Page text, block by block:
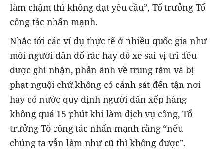
làm chậm thì không đạt yêu cầu”, Tổ trưởng Tổ
công tác nhấn mạnh.
Nhắc tới các ví dụ thực tế ở nhiều quốc gia như
mỗi người dân đổ rác hay đỗ xe sai vị trí đều
được ghi nhận, phản ánh về trung tâm và bị
phạt nguội chứ không có cảnh sát đến tận nơi
hay có nước quy định người dân xếp hàng
không quá 15 phút khi làm dịch vụ công, Tổ
trưởng Tổ công tác nhấn mạnh rằng “nếu
chúng ta vẫn làm như cũ thì không được”.